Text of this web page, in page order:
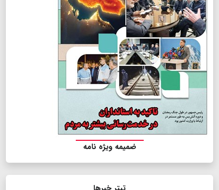
ضمیمه ویژه نامه